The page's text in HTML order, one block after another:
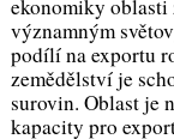
ekonomiky
významným
podílí na exportu
zemědělství je
surovin. Oblast je
kapacity pro